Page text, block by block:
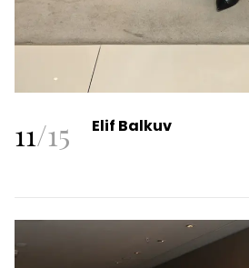
11/15 Elif Balkuv